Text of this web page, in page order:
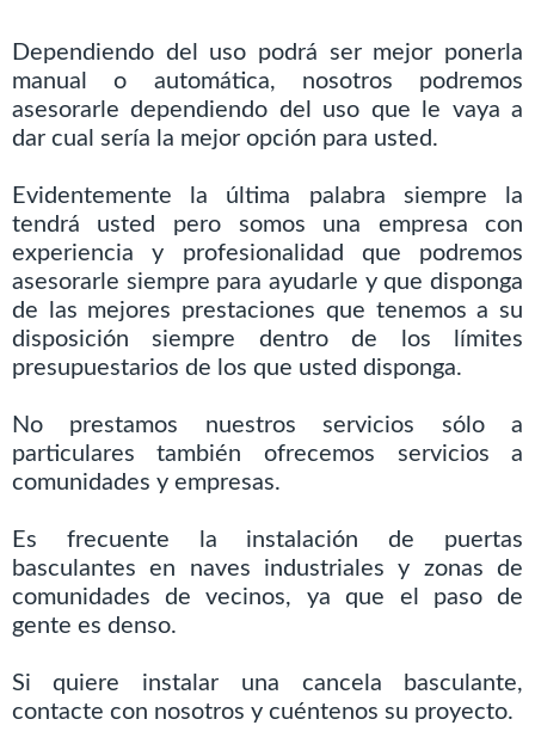
Dependiendo del uso podrá ser mejor ponerla
manual o automática, nosotros podremos
asesorarle dependiendo del uso que le vaya a
dar cual sería la mejor opción para usted.
Evidentemente la última palabra siempre la
tendrá usted pero somos una empresa con
experiencia y profesionalidad que podremos
asesorarle siempre para ayudarle y que disponga
de las mejores prestaciones que tenemos a su
disposición siempre dentro de los límites
presupuestarios de los que usted disponga.
No prestamos nuestros servicios sólo a
particulares también ofrecemos servicios a
comunidades y empresas.
Es frecuente la instalación de puertas
basculantes en naves industriales y zonas de
comunidades de vecinos, ya que el paso de
gente es denso.
Si quiere instalar una cancela basculante,
contacte con nosotros y cuéntenos su proyecto.